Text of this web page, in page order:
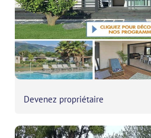
Devenez propriétaire